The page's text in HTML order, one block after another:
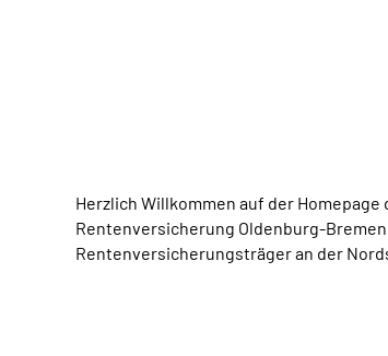
Herzlich Willkommen auf der Homepage
Rentenversicherung Oldenburg-
Rentenversicherungsträger an der